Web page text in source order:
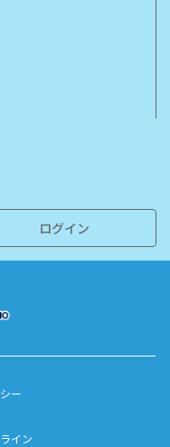
ログイン
ー
イン